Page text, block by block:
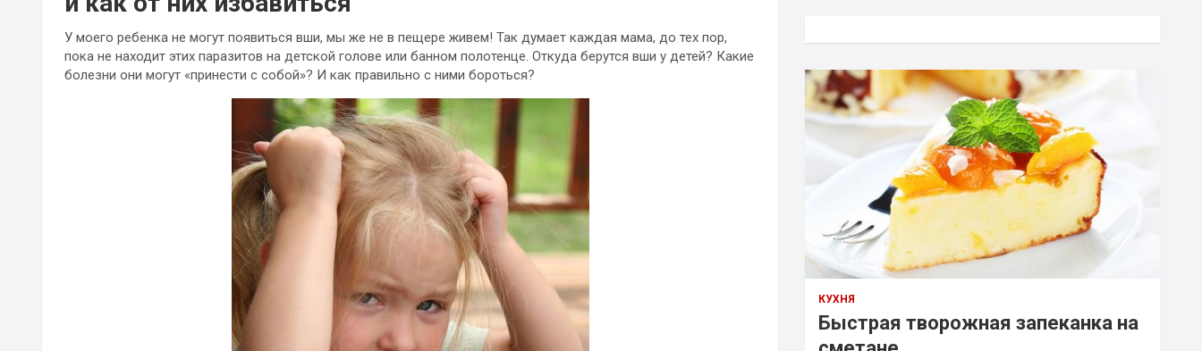
У моего ребенка не могут появиться вши, мы же не в пещере живем! Так думает каждая мама, до тех пор,
пока не находит этих паразитов на детской голове или банном полотенце. Откуда берутся вши у детей? Какие
болезни они могут «принести с собой»? И как правильно с ними бороться?
КУХНЯ
Быстрая творожная запеканка на